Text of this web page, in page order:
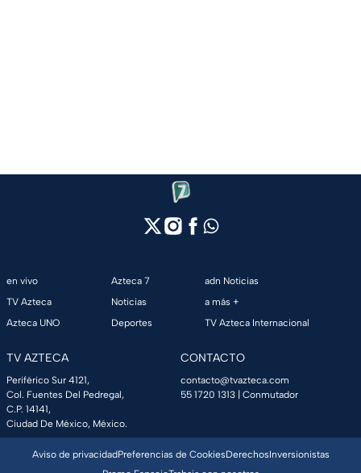
en vivo
TV Azteca
Azteca UNO
Azteca 7
Noticias
Deportes
adn Noticias
a más +
TV Azteca Internacional
TV AZTECA
Periférico Sur 4121,
Col. Fuentes Del Pedregal,
C.P. 14141,
Ciudad De México, México.
CONTACTO
contacto@tvazteca.com
55 1720 1313 | Conmutador
Aviso de privacidadPreferencias de CookiesDerechosInversionistas